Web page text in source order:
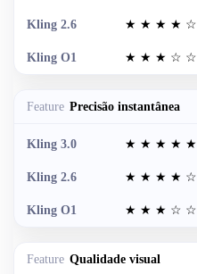
★ ★ ★ ★ ☆
★ ★ ★ ☆ ☆
Precisão instantânea
★ ★ ★ ★ ★
★ ★ ★ ★ ☆
★ ★ ★ ☆ ☆
Qualidade visual